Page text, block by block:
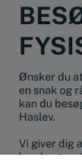
Ønsker du
en snak og
kan du
Haslev.
Vi giver dig
hvad enten